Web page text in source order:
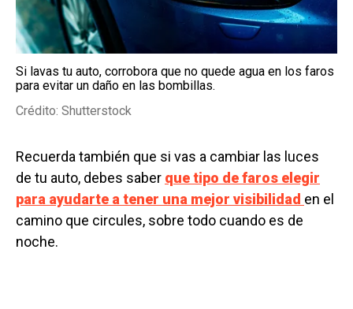
Si lavas tu auto, corrobora que no quede agua en los faros
para evitar un daño en las bombillas.
Crédito: Shutterstock
Recuerda también que si vas a cambiar las luces
de tu auto, debes saber que tipo de faros elegir
para ayudarte a tener una mejor visibilidad en el
camino que circules, sobre todo cuando es de
noche.